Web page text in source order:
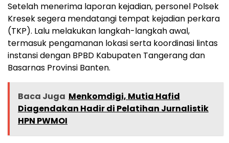
Setelah menerima laporan kejadian, personel Polsek
Kresek segera mendatangi tempat kejadian perkara
(TKP). Lalu melakukan langkah-langkah awal,
termasuk pengamanan lokasi serta koordinasi lintas
instansi dengan BPBD Kabupaten Tangerang dan
Basarnas Provinsi Banten.
Baca Juga Menkomdigi, Mutia Hafid
Diagendakan Hadir di Pelatihan Jurnalistik
HPN PWMOI